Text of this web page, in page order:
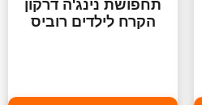
תחפושת נינג'ה דרקון
הקרח לילדים רוביס